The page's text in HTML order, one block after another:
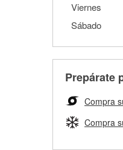
Viernes
Sábado
Prepárate
Compra
Compra